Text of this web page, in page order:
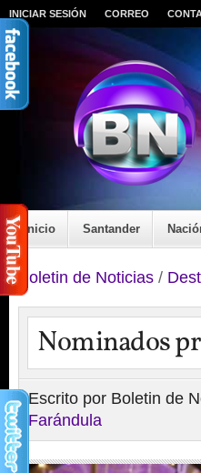
INICIAR SESIÓN CORREO
Inicio Santander
Boletin de Noticias /
Nominados
Escrito por Boletin de
Farándula